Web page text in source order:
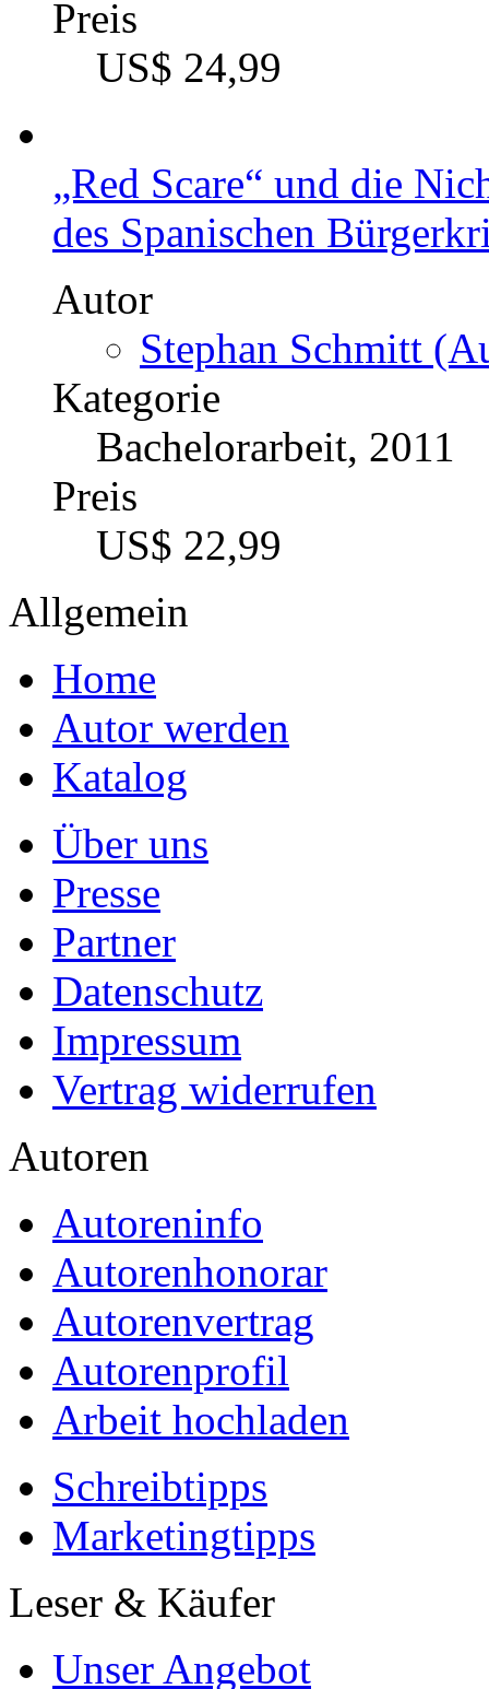
Preis
US$ 24,99
„Red Scare“ und die
des Spanischen
Autor
Stephan Schmitt
Kategorie
Bachelorarbeit, 2011
Preis
US$ 22,99
Allgemein
Home
Autor werden
Katalog
Über uns
Presse
Partner
Datenschutz
Impressum
Vertrag widerrufen
Autoren
Autoreninfo
Autorenhonorar
Autorenvertrag
Autorenprofil
Arbeit hochladen
Schreibtipps
Marketingtipps
Leser & Käufer
Unser Angebot